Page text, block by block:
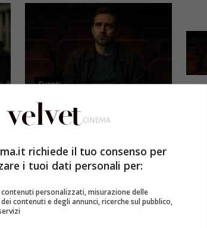
Eventi
Al cinema italiano manca una
Ciné di Riccione su opere prime
e genere
Il cinema italiano opere prime
richiede il tuo consenso per
i tuoi dati personali per:
contenuti personalizzati, misurazione delle
contenuti e degli annunci, ricerche sul pubblico,